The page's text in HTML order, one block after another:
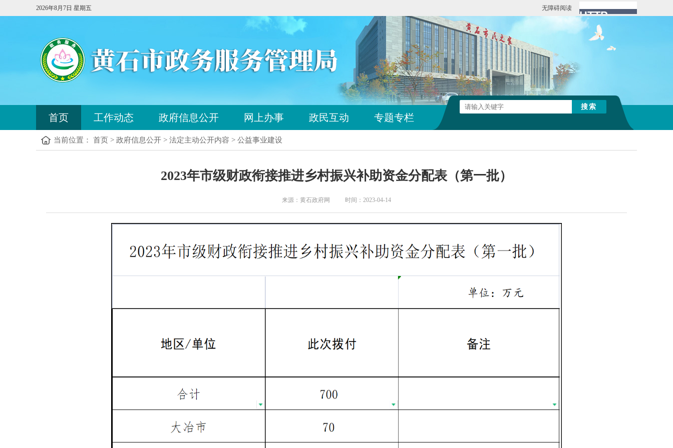
无障碍阅读
2026年8月7日 星期五
首页 工作动态 政府信息公开 网上办事 政民互动 专题专栏
当前位置： 首页 > 政府信息公开 > 法定主动公开内容 > 公益事业建设
2023年市级财政衔接推进乡村振兴补助资金分配表（第一批）
来源：黄石政府网 时间：2023-04-14